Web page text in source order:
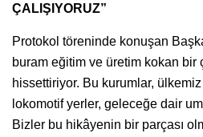
ÇALIŞIYORUZ”
Protokol töreninde konuşan
buram eğitim ve üretim kokan bir
hissettiriyor. Bu kurumlar,
lokomotif yerler, geleceğe dair
Bizler bu hikâyenin bir parçası